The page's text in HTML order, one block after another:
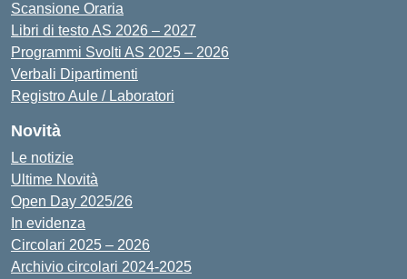
Scansione Oraria
Libri di testo AS 2026 – 2027
Programmi Svolti AS 2025 – 2026
Verbali Dipartimenti
Registro Aule / Laboratori
Novità
Le notizie
Ultime Novità
Open Day 2025/26
In evidenza
Circolari 2025 – 2026
Archivio circolari 2024-2025